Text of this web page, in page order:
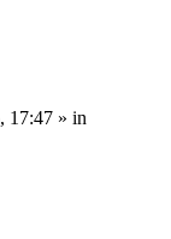
17:47 » in